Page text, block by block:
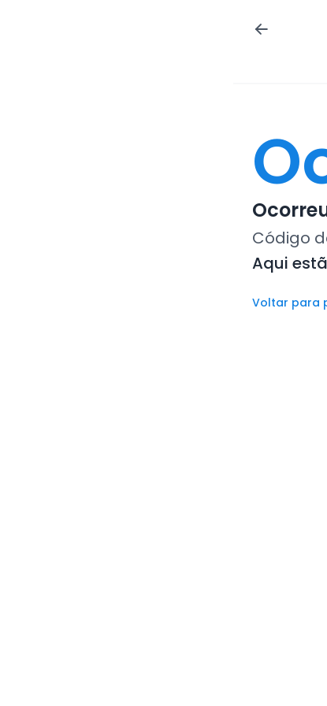
Código
Aqui
Voltar para